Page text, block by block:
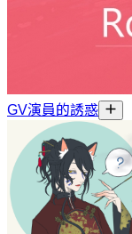
GV演員的誘惑